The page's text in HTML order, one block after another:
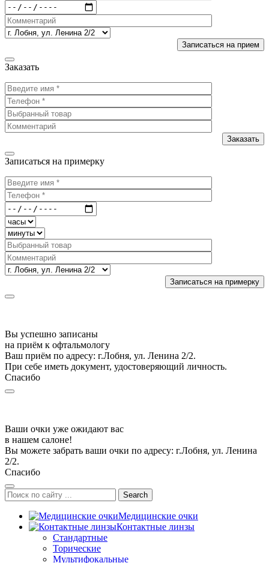
Заказать
Записаться на примерку
Вы успешно записаны
на приём к офтальмологу
Ваш приём по адресу: г.Лобня, ул. Ленина 2/2.
При себе иметь документ, удостоверяющий личность.
Спасибо
Ваши очки уже ожидают вас
в нашем салоне!
Вы можете забрать ваши очки по адресу: г.Лобня, ул. Ленина
2/2.
Спасибо
Search
Медицинские очки
Контактные линзы
Стандартные
Торические
Мультифокальные